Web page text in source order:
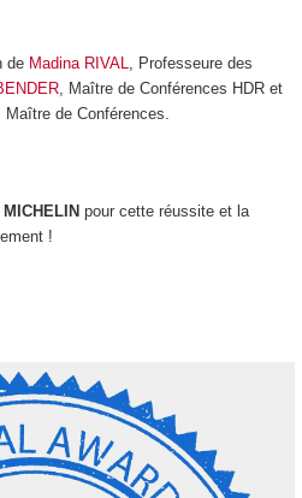
de Madina RIVAL
, Professeure des
, Maître de Conférences HDR et
Maître de Conférences.
pour cette réussite et la
!